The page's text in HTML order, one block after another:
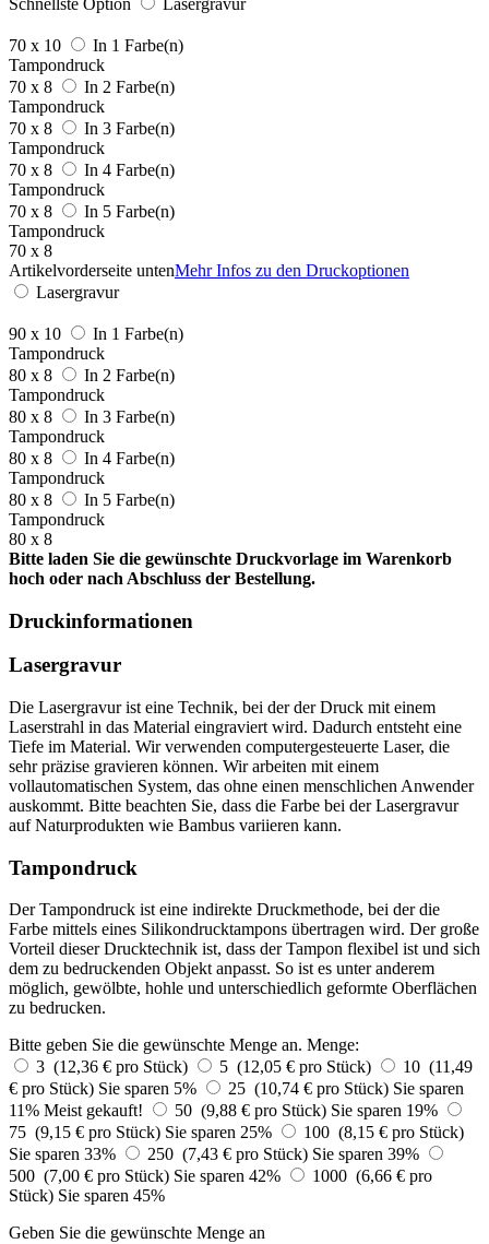
70 x 10
In 1 Farbe(n)
Tampondruck
70 x 8
In 2 Farbe(n)
Tampondruck
70 x 8
In 3 Farbe(n)
Tampondruck
70 x 8
In 4 Farbe(n)
Tampondruck
70 x 8
In 5 Farbe(n)
Tampondruck
70 x 8
Artikelvorderseite untenMehr Infos zu den Druckoptionen
Lasergravur
90 x 10
In 1 Farbe(n)
Tampondruck
80 x 8
In 2 Farbe(n)
Tampondruck
80 x 8
In 3 Farbe(n)
Tampondruck
80 x 8
In 4 Farbe(n)
Tampondruck
80 x 8
In 5 Farbe(n)
Tampondruck
80 x 8
Bitte laden Sie die gewünschte Druckvorlage im Warenkorb
hoch oder nach Abschluss der Bestellung.
Druckinformationen
Lasergravur
Die Lasergravur ist eine Technik, bei der der Druck mit einem
Laserstrahl in das Material eingraviert wird. Dadurch entsteht eine
Tiefe im Material. Wir verwenden computergesteuerte Laser, die
sehr präzise gravieren können. Wir arbeiten mit einem
vollautomatischen System, das ohne einen menschlichen Anwender
auskommt. Bitte beachten Sie, dass die Farbe bei der Lasergravur
auf Naturprodukten wie Bambus variieren kann.
Tampondruck
Der Tampondruck ist eine indirekte Druckmethode, bei der die
Farbe mittels eines Silikondrucktampons übertragen wird. Der große
Vorteil dieser Drucktechnik ist, dass der Tampon flexibel ist und sich
dem zu bedruckenden Objekt anpasst. So ist es unter anderem
möglich, gewölbte, hohle und unterschiedlich geformte Oberflächen
zu bedrucken.
Bitte geben Sie die gewünschte Menge an. Menge:
3 (12,36 € pro Stück)
5 (12,05 € pro Stück)
10 (11,49
€ pro Stück) Sie sparen 5% 25 (10,74 € pro Stück) Sie sparen
11% Meist gekauft! 50 (9,88 € pro Stück) Sie sparen 19%
75 (9,15 € pro Stück) Sie sparen 25%
100 (8,15 € pro Stück)
Sie sparen 33%
250 (7,43 € pro Stück) Sie sparen 39%
500 (7,00 € pro Stück) Sie sparen 42%
1000 (6,66 € pro
Stück) Sie sparen 45%
Geben Sie die gewünschte Menge an